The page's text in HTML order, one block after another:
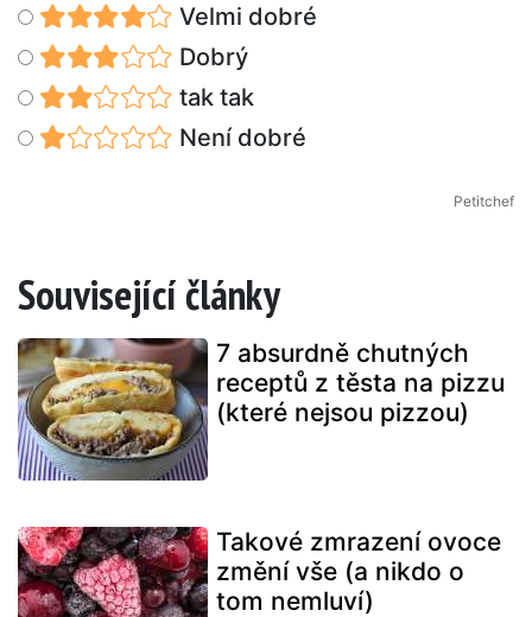
Velmi dobré
Dobrý
tak tak
Není dobré
Petitchef
Související články
7 absurdně chutných
receptů z těsta na pizzu
(které nejsou pizzou)
Takové zmrazení ovoce
změní vše (a nikdo o
tom nemluví)